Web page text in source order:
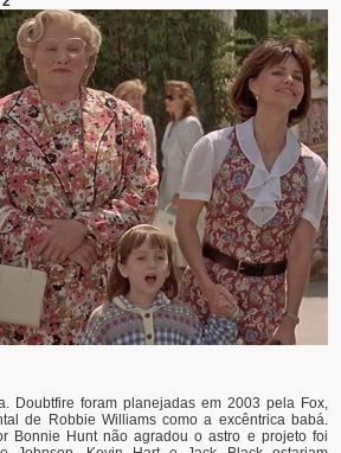
Doubtfire foram planejadas em 2003 pela Fox,
de Robbie Williams como a excêntrica babá.
Bonnie Hunt não agradou o astro e projeto foi